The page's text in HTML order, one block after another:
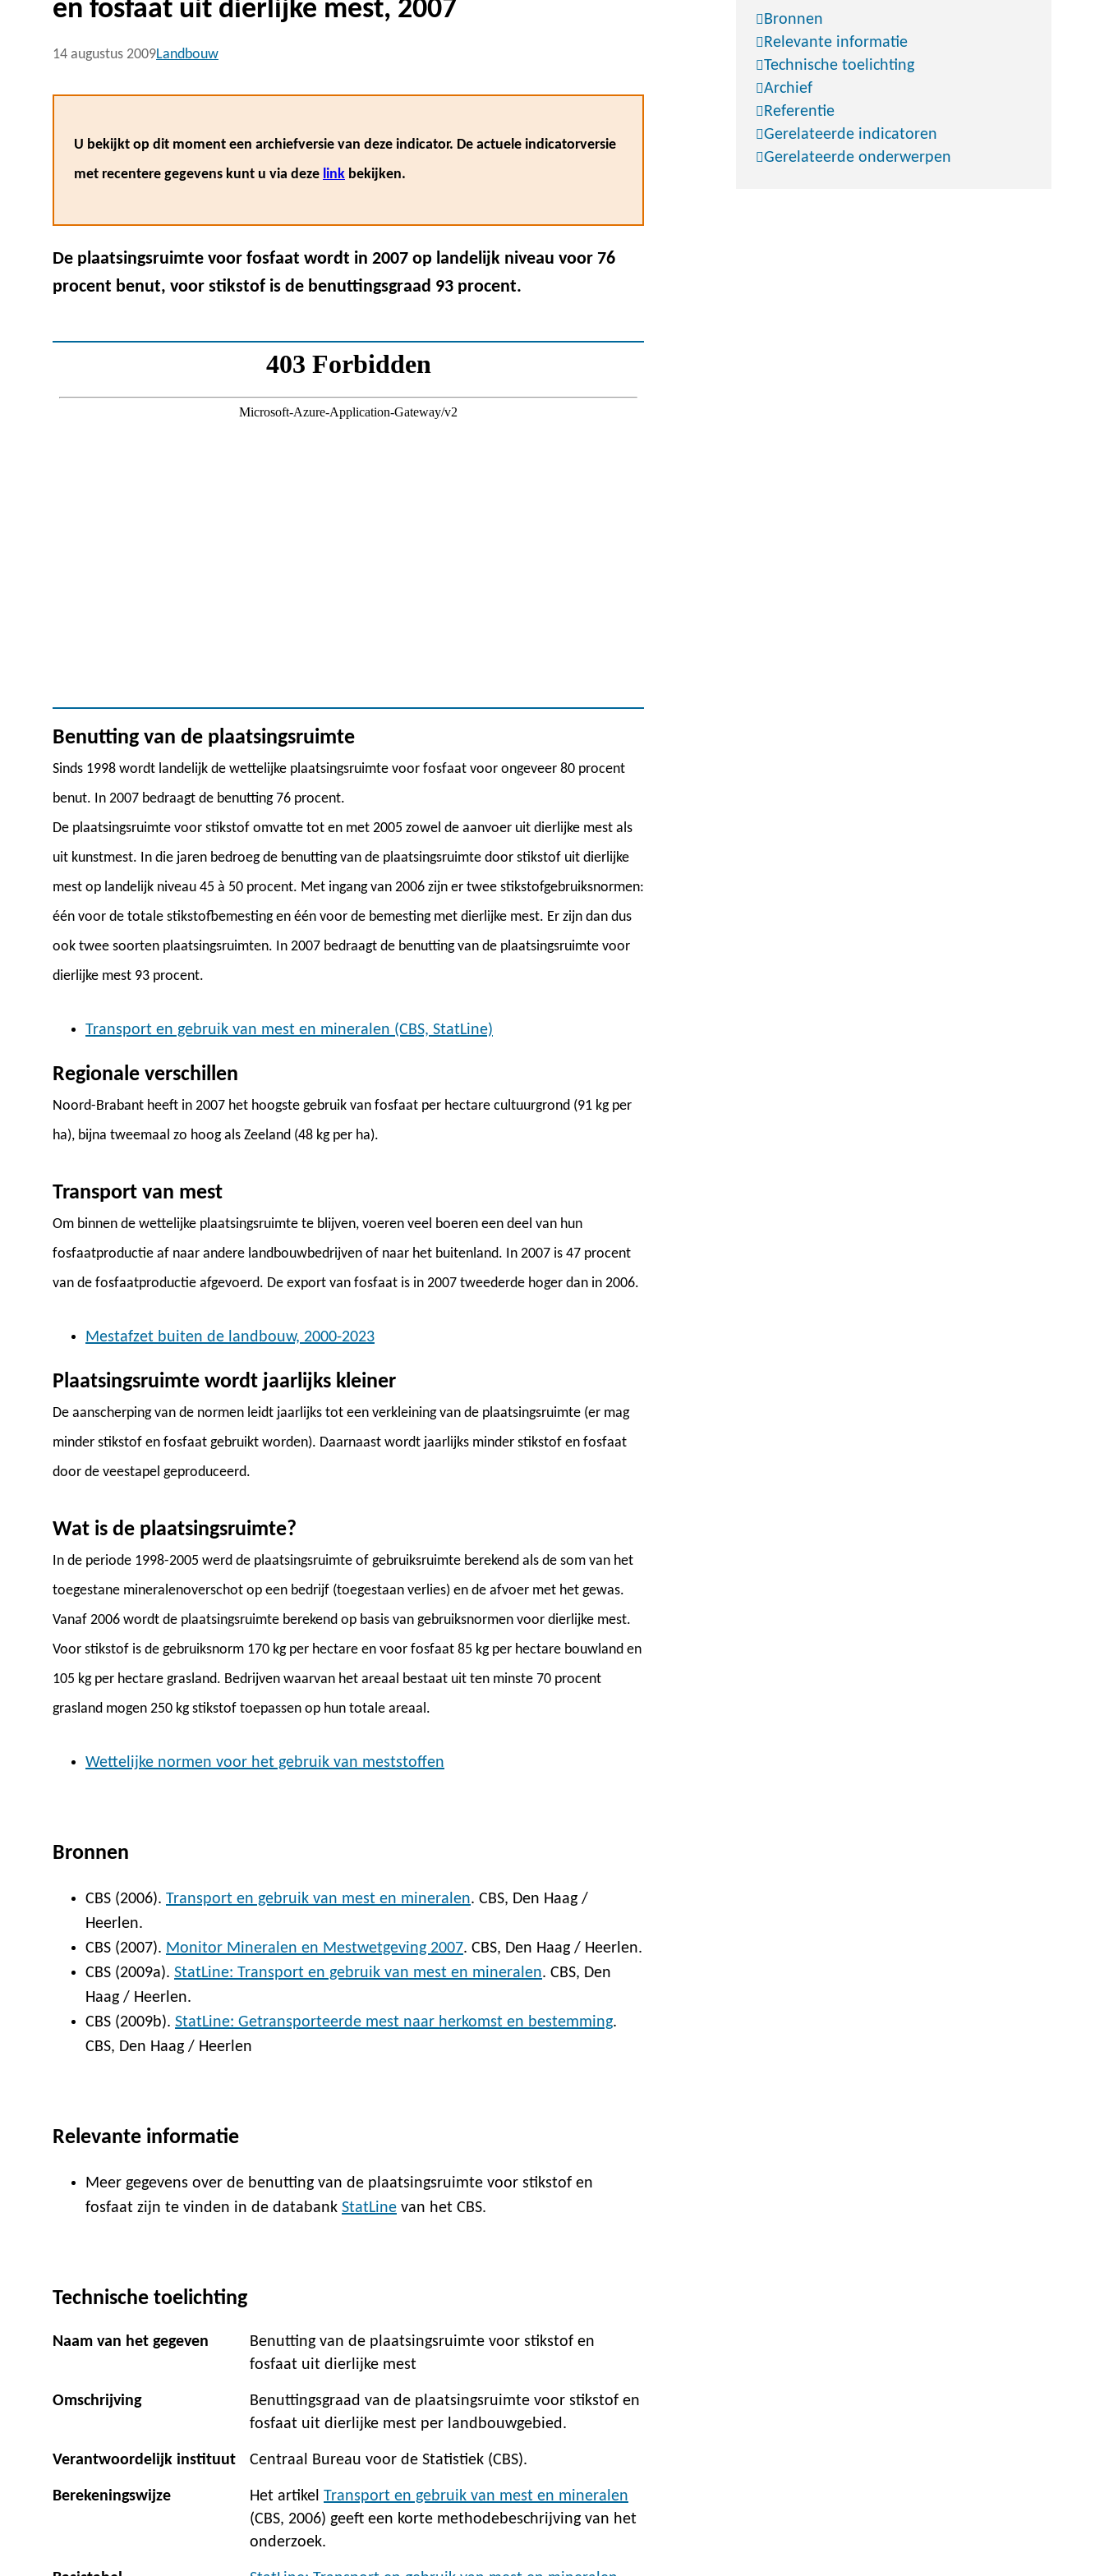
en fosfaat uit dierlijke mest, 2007
14 augustus 2009Landbouw
Bronnen
Relevante informatie
Technische toelichting
Archief
Referentie
Gerelateerde indicatoren
Gerelateerde onderwerpen
U bekijkt op dit moment een archiefversie van deze indicator. De actuele indicatorversie
met recentere gegevens kunt u via deze link bekijken.
De plaatsingsruimte voor fosfaat wordt in 2007 op landelijk niveau voor 76
procent benut, voor stikstof is de benuttingsgraad 93 procent.
Benutting van de plaatsingsruimte
Sinds 1998 wordt landelijk de wettelijke plaatsingsruimte voor fosfaat voor ongeveer 80 procent
benut. In 2007 bedraagt de benutting 76 procent.
De plaatsingsruimte voor stikstof omvatte tot en met 2005 zowel de aanvoer uit dierlijke mest als
uit kunstmest. In die jaren bedroeg de benutting van de plaatsingsruimte door stikstof uit dierlijke
mest op landelijk niveau 45 à 50 procent. Met ingang van 2006 zijn er twee stikstofgebruiksnormen:
één voor de totale stikstofbemesting en één voor de bemesting met dierlijke mest. Er zijn dan dus
ook twee soorten plaatsingsruimten. In 2007 bedraagt de benutting van de plaatsingsruimte voor
dierlijke mest 93 procent.
Transport en gebruik van mest en mineralen (CBS, StatLine)
Regionale verschillen
Noord-Brabant heeft in 2007 het hoogste gebruik van fosfaat per hectare cultuurgrond (91 kg per
ha), bijna tweemaal zo hoog als Zeeland (48 kg per ha).
Transport van mest
Om binnen de wettelijke plaatsingsruimte te blijven, voeren veel boeren een deel van hun
fosfaatproductie af naar andere landbouwbedrijven of naar het buitenland. In 2007 is 47 procent
van de fosfaatproductie afgevoerd. De export van fosfaat is in 2007 tweederde hoger dan in 2006.
Mestafzet buiten de landbouw, 2000-2023
Plaatsingsruimte wordt jaarlijks kleiner
De aanscherping van de normen leidt jaarlijks tot een verkleining van de plaatsingsruimte (er mag
minder stikstof en fosfaat gebruikt worden). Daarnaast wordt jaarlijks minder stikstof en fosfaat
door de veestapel geproduceerd.
Wat is de plaatsingsruimte?
In de periode 1998-2005 werd de plaatsingsruimte of gebruiksruimte berekend als de som van het
toegestane mineralenoverschot op een bedrijf (toegestaan verlies) en de afvoer met het gewas.
Vanaf 2006 wordt de plaatsingsruimte berekend op basis van gebruiksnormen voor dierlijke mest.
Voor stikstof is de gebruiksnorm 170 kg per hectare en voor fosfaat 85 kg per hectare bouwland en
105 kg per hectare grasland. Bedrijven waarvan het areaal bestaat uit ten minste 70 procent
grasland mogen 250 kg stikstof toepassen op hun totale areaal.
Wettelijke normen voor het gebruik van meststoffen
Bronnen
CBS (2006). Transport en gebruik van mest en mineralen. CBS, Den Haag /
Heerlen.
CBS (2007). Monitor Mineralen en Mestwetgeving 2007. CBS, Den Haag / Heerlen.
CBS (2009a). StatLine: Transport en gebruik van mest en mineralen. CBS, Den
Haag / Heerlen.
CBS (2009b). StatLine: Getransporteerde mest naar herkomst en bestemming.
CBS, Den Haag / Heerlen
Relevante informatie
Meer gegevens over de benutting van de plaatsingsruimte voor stikstof en
fosfaat zijn te vinden in de databank StatLine van het CBS.
Technische toelichting
Naam van het gegeven
Benutting van de plaatsingsruimte voor stikstof en
fosfaat uit dierlijke mest
Omschrijving
Benuttingsgraad van de plaatsingsruimte voor stikstof en
fosfaat uit dierlijke mest per landbouwgebied.
Verantwoordelijk instituut Centraal Bureau voor de Statistiek (CBS).
Berekeningswijze Het artikel Transport en gebruik van mest en mineralen
(CBS, 2006) geeft een korte methodebeschrijving van het
onderzoek.